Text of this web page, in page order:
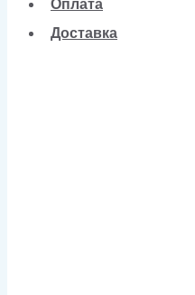
Оплата
Доставка